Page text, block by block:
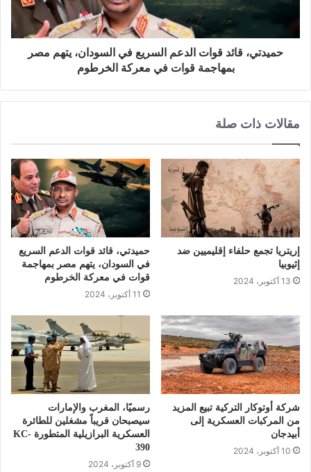
حميدتي، قائد قوات الدعم السريع في السودان، يتهم مصر
بمهاجمة قوات في معركة الخرطوم
مقالات ذات صلة
إريتريا تجمع حلفاء إقليميين ضد
إثيوبيا
13 أكتوبر، 2024
حميدتي، قائد قوات الدعم السريع
في السودان، يتهم مصر بمهاجمة
قوات في معركة الخرطوم
11 أكتوبر، 2024
شركة أوتوكار التركية تبيع المزيد
من المركبات العسكرية إلى
أبيدجان
10 أكتوبر، 2024
رسميًا، المغرب والإمارات
سيصبحان قريباً مشغلين للطائرة
العسكرية البرازيلية المتطورة KC-
390
9 أكتوبر، 2024